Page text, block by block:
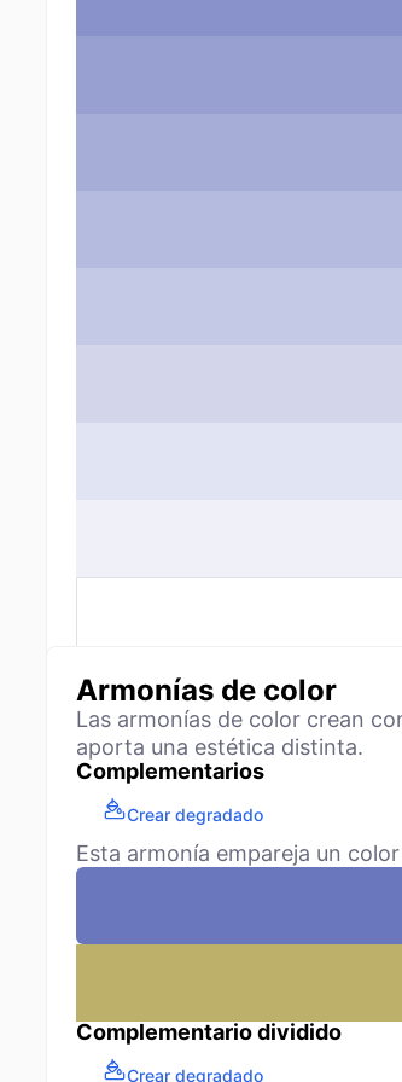
Armonías de color
Las armonías de color crean
aporta una estética distinta.
Complementarios
Crear degradado
Esta armonía empareja un
Complementario dividido
Crear degradado